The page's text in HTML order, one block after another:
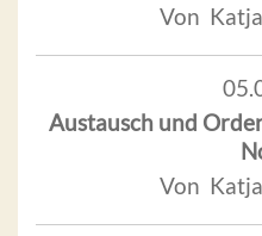
Von
Austausch und
Von